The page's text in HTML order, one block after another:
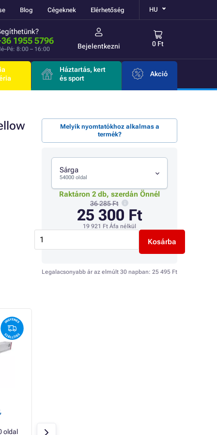
Blog Cégeknek Elérhetőség HU
1955 5796
8:00 – 16:00 Bejelentkezni 0 Ft
Háztartás, kert
és sport
Akció
Melyik nyomtatókhoz alkalmas a
termék?
Sárga
54000 oldal
Raktáron 2 db, szerdán Önnél
36 285 Ft
25 300 Ft
19 921 Ft Áfa nélkül
Kosárba
Legalacsonyabb ár az elmúlt 30 napban: 25 495 Ft
oldal